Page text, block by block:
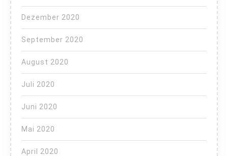
Dezember 2020
September 2020
August 2020
Juli 2020
Juni 2020
Mai 2020
April 2020